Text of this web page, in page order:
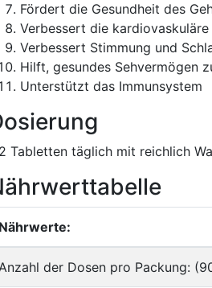
Fördert die Gesundheit des
Verbessert die kardiovaskuläre
Verbessert Stimmung und
Hilft, gesundes Sehvermögen
Unterstützt das Immunsystem
Tabletten täglich mit reichlich
der Dosen pro Packung: